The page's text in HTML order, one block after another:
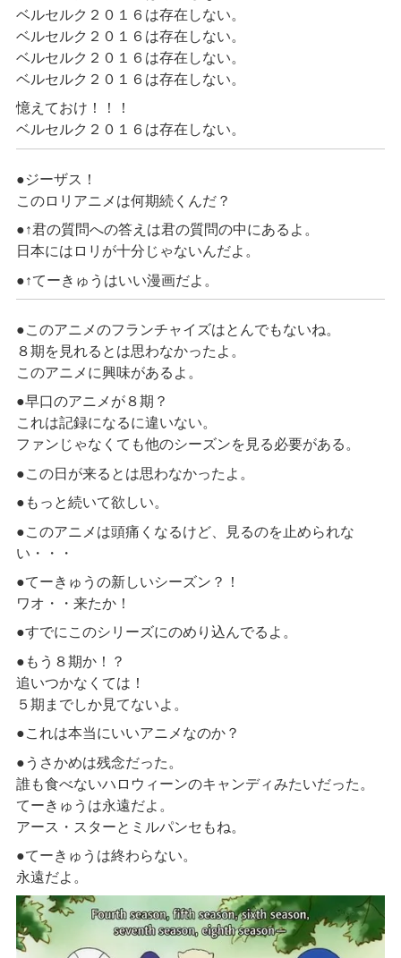
ベルセルク２０１６は存在しない。
ベルセルク２０１６は存在しない。
ベルセルク２０１６は存在しない。
ベルセルク２０１６は存在しない。
憶えておけ！！！
ベルセルク２０１６は存在しない。
●ジーザス！
このロリアニメは何期続くんだ？
●↑君の質問への答えは君の質問の中にあるよ。
日本にはロリが十分じゃないんだよ。
●↑てーきゅうはいい漫画だよ。
●このアニメのフランチャイズはとんでもないね。
８期を見れるとは思わなかったよ。
このアニメに興味があるよ。
●早口のアニメが８期？
これは記録になるに違いない。
ファンじゃなくても他のシーズンを見る必要がある。
●この日が来るとは思わなかったよ。
●もっと続いて欲しい。
●このアニメは頭痛くなるけど、見るのを止められな
い・・・
●てーきゅうの新しいシーズン？！
ワオ・・来たか！
●すでにこのシリーズにのめり込んでるよ。
●もう８期か！？
追いつかなくては！
５期までしか見てないよ。
●これは本当にいいアニメなのか？
●うさかめは残念だった。
誰も食べないハロウィーンのキャンディみたいだった。
てーきゅうは永遠だよ。
アース・スターとミルパンセもね。
●てーきゅうは終わらない。
永遠だよ。